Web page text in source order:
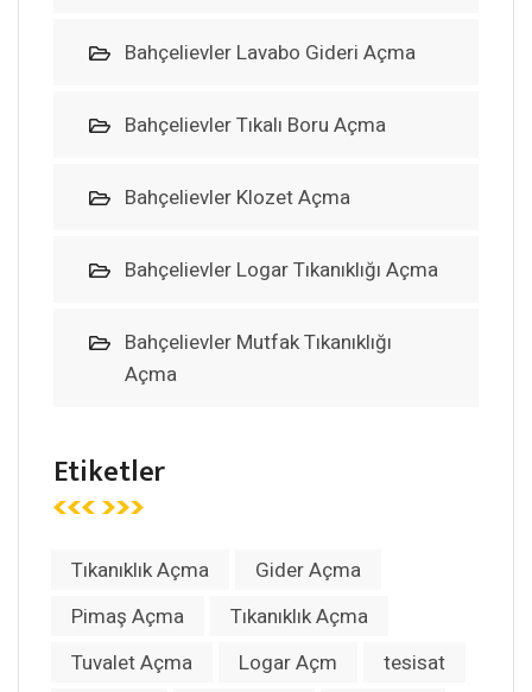
Bahçelievler Lavabo Gideri Açma
Bahçelievler Tıkalı Boru Açma
Bahçelievler Klozet Açma
Bahçelievler Logar Tıkanıklığı Açma
Bahçelievler Mutfak Tıkanıklığı
Açma
Etiketler
Tıkanıklık Açma
Gider Açma
Pimaş Açma
Tıkanıklık Açma
Tuvalet Açma
Logar Açm
tesisat